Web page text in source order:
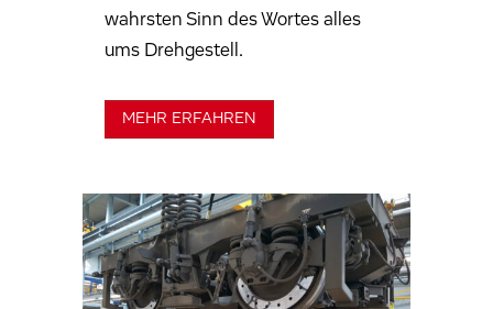
wahrsten Sinn des Wortes alles
ums Drehgestell.
MEHR ERFAHREN